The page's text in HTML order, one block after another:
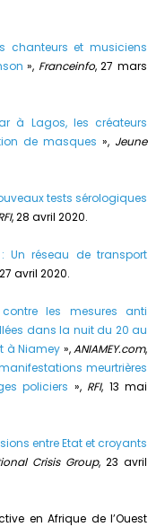
chanteurs et musiciens
», Franceinfo, 27 mars
à Lagos, les créateurs
de masques », Jeune
tests sérologiques
, 28 avril 2020.
Un réseau de transport
avril 2020.
contre les mesures anti
dans la nuit du 20 au
à Niamey »,ANIAMEY.com,
meurtrières
policiers », RFI, 13 mai
entre Etat et croyants
Crisis Group, 23 avril
en Afrique de l’Ouest